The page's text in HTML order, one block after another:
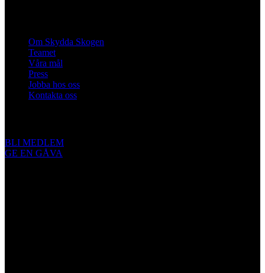
Om Skydda Skogen
Teamet
Våra mål
Press
Jobba hos oss
Kontakta oss
BLI MEDLEM
GE EN GÅVA